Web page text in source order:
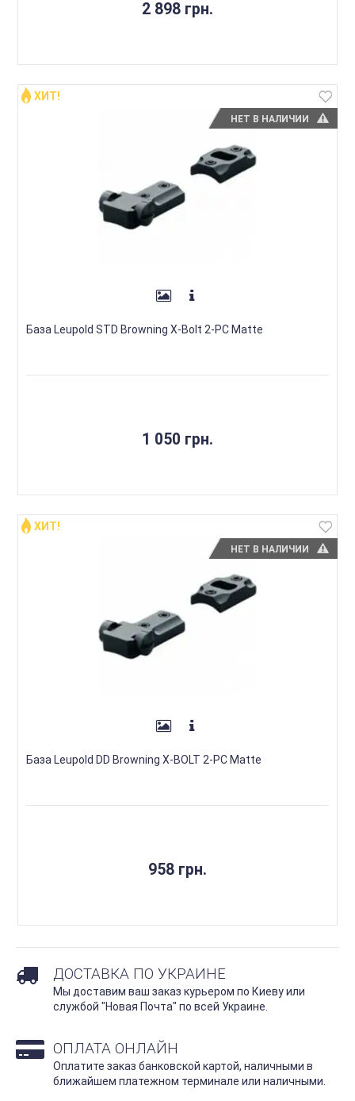
2 898 грн.
НЕТ В НАЛИЧИИ
ХИТ!
База Leupold STD Browning X-Bolt 2-PC Matte
1 050 грн.
НЕТ В НАЛИЧИИ
ХИТ!
База Leupold DD Browning X-BOLT 2-PC Matte
958 грн.
ДОСТАВКА ПО УКРАИНЕ
Мы доставим ваш заказ курьером по Киеву или
службой "Новая Почта" по всей Украине.
ОПЛАТА ОНЛАЙН
Оплатите заказ банковской картой, наличными в
ближайшем платежном терминале или наличными.